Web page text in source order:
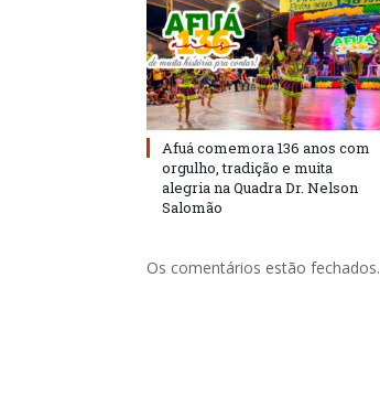
Afuá comemora 136 anos com
orgulho, tradição e muita
alegria na Quadra Dr. Nelson
Salomão
Os comentários estão fechados.